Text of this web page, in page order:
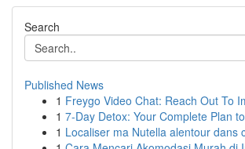
Search
Published News
1 Freygo Video Chat: Reach Out To
1 7-Day Detox: Your Complete Plan
1 Localiser ma Nutella alentour dans